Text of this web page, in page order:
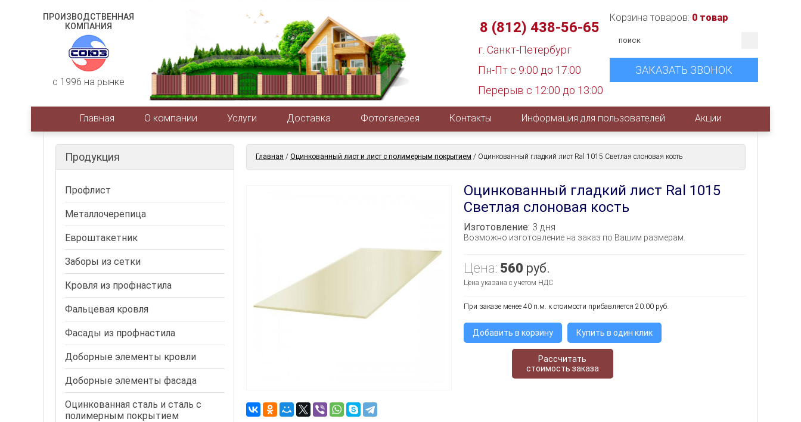
ПРОИЗВОДСТВЕННАЯ
КОМПАНИЯ
c 1996 на рынке
8 (812) 438-56-65
г. Санкт-Петербург
Пн-Пт с 9:00 до 17:00
Перерыв с 12:00 до 13:00
Корзина товаров: 0 товар
ЗАКАЗАТЬ ЗВОНОК
Главная О компании Услуги Доставка Фотогалерея Контакты Информация для пользователей Акции
Продукция
Профлист
Металлочерепица
Евроштакетник
Заборы из сетки
Кровля из профнастила
Фальцевая кровля
Фасады из профнастила
Доборные элементы кровли
Доборные элементы фасада
Оцинкованная сталь и сталь с
полимерным покрытием
Главная / Оцинкованный лист и лист с полимерным покрытием / Оцинкованный гладкий лист Ral 1015 Светлая слоновая кость
Оцинкованный гладкий лист Ral 1015
Светлая слоновая кость
Изготовление: 3 дня
Возможно изготовление на заказ по Вашим размерам.
Цена: 560 руб.
Цена указана с учетом НДС
При заказе менее 40 п.м. к стоимости прибавляется 20.00 руб.
Добавить в корзину Купить в один клик
Рассчитать
стоимость заказа